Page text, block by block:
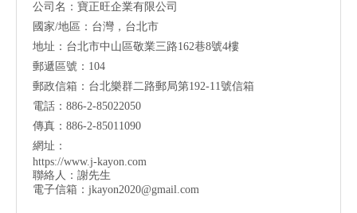
公司名：寶正旺企業有限公司
國家/地區：台灣，台北市
地址：台北市中山區敬業三路162巷8號4樓
郵遞區號：104
郵政信箱：台北樂群二路郵局第192-11號信箱
電話：886-2-85022050
傳真：886-2-85011090
網址：
https://www.j-kayon.com
聯絡人：謝先生
電子信箱： jkayon2020@gmail.com